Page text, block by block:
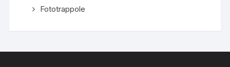
Fototrappole